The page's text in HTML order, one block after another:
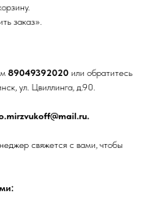
заказ».
89049392020 или обратитесь
ул. Цвиллинга, д.90.
свяжется с вами, чтобы